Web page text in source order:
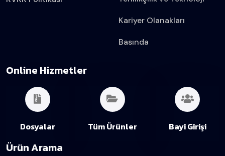
Kariyer Olanakları
Basında
Online Hizmetler
Dosyalar Tüm Ürünler Bayi Girişi
Ürün Arama